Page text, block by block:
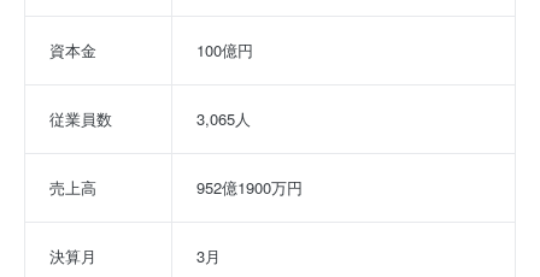
資本金 100億円
従業員数 3,065人
売上高 952億1900万円
決算月 3月